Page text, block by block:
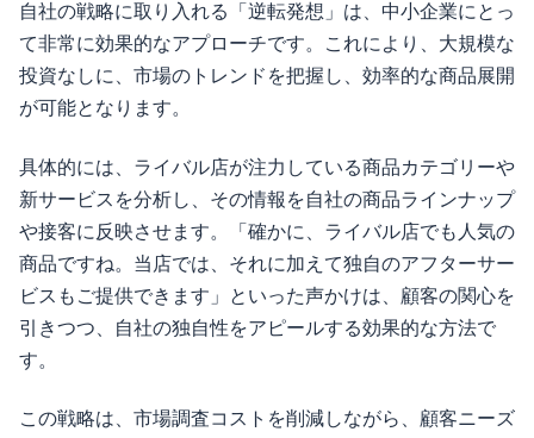
自社の戦略に取り入れる「逆転発想」は、中小企業にとっ
て非常に効果的なアプローチです。これにより、大規模な
投資なしに、市場のトレンドを把握し、効率的な商品展開
が可能となります。
具体的には、ライバル店が注力している商品カテゴリーや
新サービスを分析し、その情報を自社の商品ラインナップ
や接客に反映させます。「確かに、ライバル店でも人気の
商品ですね。当店では、それに加えて独自のアフターサー
ビスもご提供できます」といった声かけは、顧客の関心を
引きつつ、自社の独自性をアピールする効果的な方法で
す。
この戦略は、市場調査コストを削減しながら、顧客ニーズ